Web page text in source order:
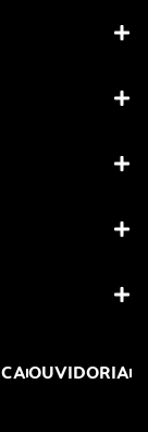
OUVIDORIA